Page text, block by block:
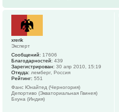
xrerik
Эксперт
Сообщений: 17606
Благодарностей: 439
Зарегистрирован: 30 апр 2010, 15:19
Откуда: лемберг, Россия
Рейтинг: 551
Фанс Юнайтед (Черногория)
Депортиво (Экваториальная Гвинея)
Бхуна (Индия)